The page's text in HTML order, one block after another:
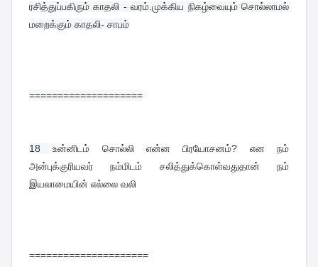
ரசித்துப்பகிரும் காதலி - வரம்.முக்கிய நிகழ்வையும் சொல்லாமல்
மறைக்கும் காதலி- சாபம்
====================
18 உன்னிடம் சொல்லி என்ன பிரயோசனம்? என நம்
அன்புக்குரியவர் நம்மிடம் சலித்துக்கொள்வதுதான் நம்
இயலாமையின் எல்லை வலி
=====================